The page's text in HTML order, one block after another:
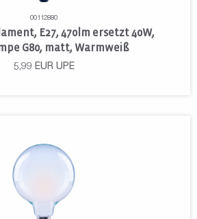
00112880
E27, 470lm ersetzt 40W,
G80, matt, Warmweiß
5,99 EUR UPE